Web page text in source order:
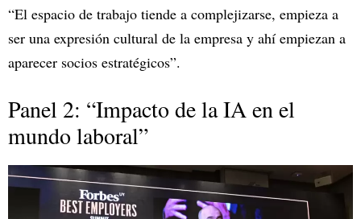
“El espacio de trabajo tiende a complejizarse, empieza a
ser una expresión cultural de la empresa y ahí empiezan a
aparecer socios estratégicos”.
Panel 2: “Impacto de la IA en el
mundo laboral”